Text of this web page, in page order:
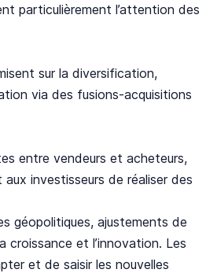
particulièrement l’attention des
sur la diversification,
via des fusions-acquisitions
entre vendeurs et acheteurs,
investisseurs de réaliser des
géopolitiques, ajustements de
croissance et l’innovation. Les
et de saisir les nouvelles